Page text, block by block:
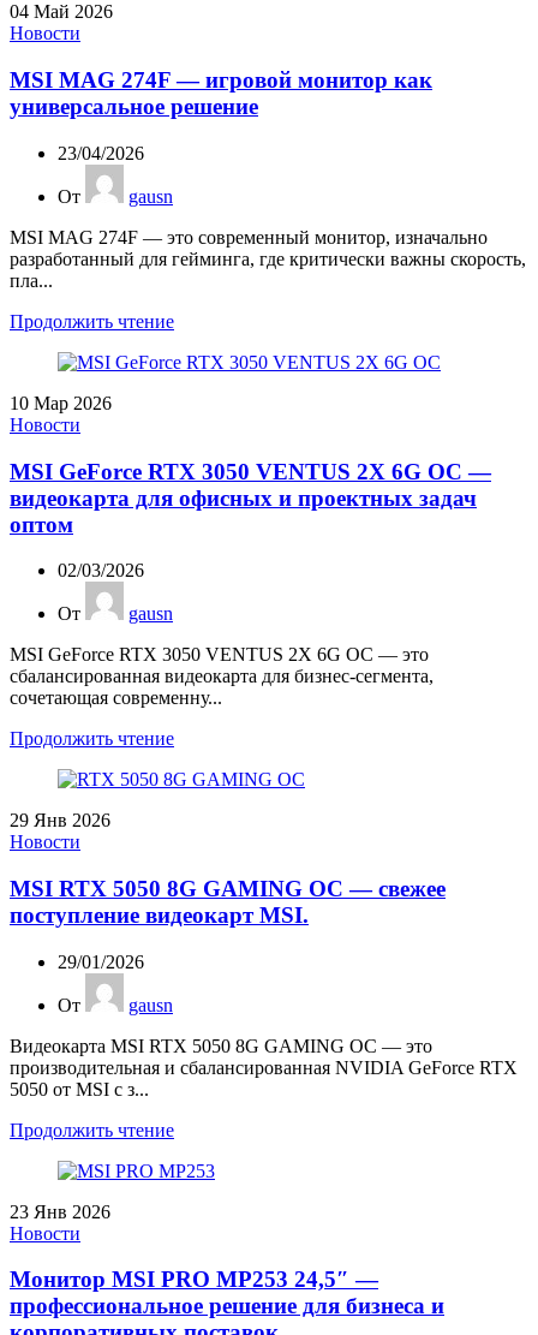
04 Май 2026
Новости
MSI MAG 274F — игровой монитор как
универсальное решение
23/04/2026
От
gausn
MSI MAG 274F — это современный монитор, изначально
разработанный для гейминга, где критически важны скорость,
пла...
Продолжить чтение
10 Мар 2026
Новости
MSI GeForce RTX 3050 VENTUS 2X 6G OC —
видеокарта для офисных и проектных задач
оптом
02/03/2026
От
gausn
MSI GeForce RTX 3050 VENTUS 2X 6G OC — это
сбалансированная видеокарта для бизнес-сегмента,
сочетающая современну...
Продолжить чтение
29 Янв 2026
Новости
MSI RTX 5050 8G GAMING OC — свежее
поступление видеокарт MSI.
29/01/2026
От
gausn
Видеокарта MSI RTX 5050 8G GAMING OC — это
производительная и сбалансированная NVIDIA GeForce RTX
5050 от MSI с з...
Продолжить чтение
23 Янв 2026
Новости
Монитор MSI PRO MP253 24,5″ —
профессиональное решение для бизнеса и